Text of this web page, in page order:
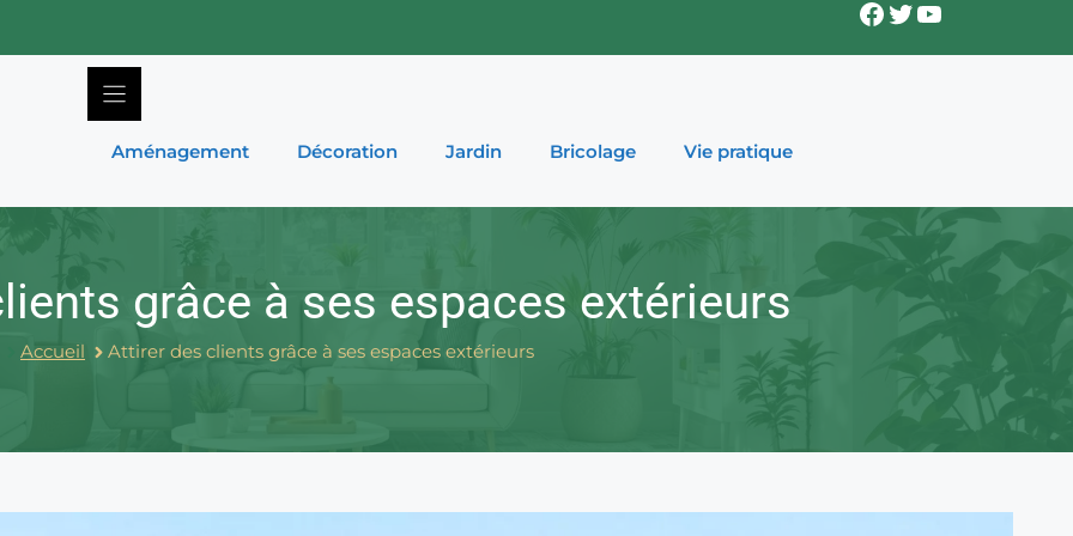
Facebook
Twitter
YouTube
Aménagement Décoration Jardin Bricolage Vie pratique
grâce à ses espaces extérieurs
Accueil Attirer des clients grâce à ses espaces extérieurs